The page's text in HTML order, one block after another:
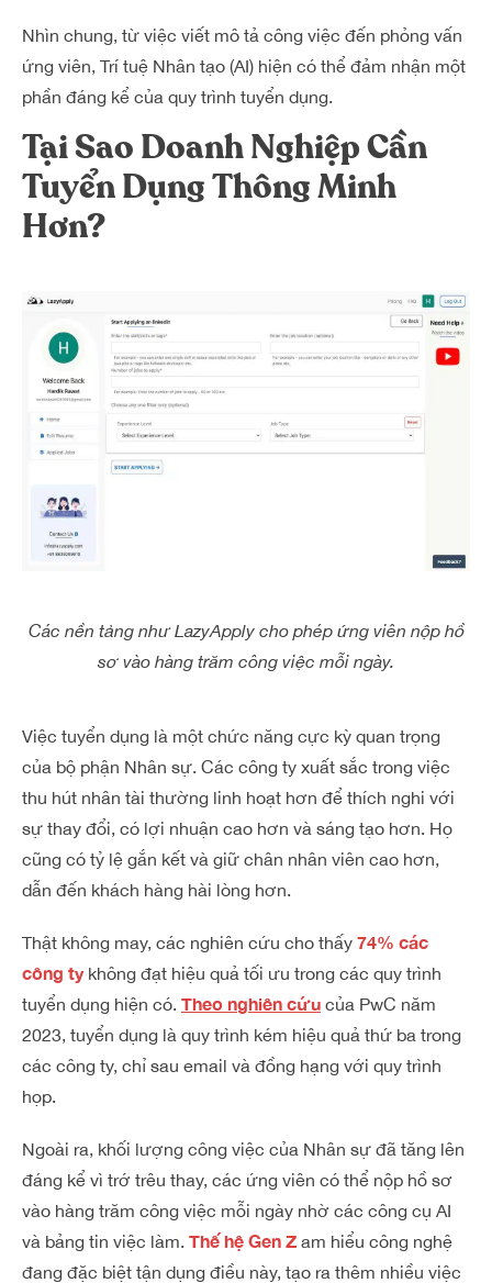
Nhìn chung, từ việc viết mô tả công việc đến phỏng vấn
ứng viên, Trí tuệ Nhân tạo (AI) hiện có thể đảm nhận một
phần đáng kể của quy trình tuyển dụng.
Tại Sao Doanh Nghiệp Cần
Tuyển Dụng Thông Minh
Hơn?
Các nền tảng như LazyApply cho phép ứng viên nộp hồ
sơ vào hàng trăm công việc mỗi ngày.
Việc tuyển dụng là một chức năng cực kỳ quan trọng
của bộ phận Nhân sự. Các công ty xuất sắc trong việc
thu hút nhân tài thường linh hoạt hơn để thích nghi với
sự thay đổi, có lợi nhuận cao hơn và sáng tạo hơn. Họ
cũng có tỷ lệ gắn kết và giữ chân nhân viên cao hơn,
dẫn đến khách hàng hài lòng hơn.
Thật không may, các nghiên cứu cho thấy 74% các
công tykhông đạt hiệu quả tối ưu trong các quy trình
tuyển dụng hiện có. Theo nghiên cứu của PwC năm
2023, tuyển dụng là quy trình kém hiệu quả thứ ba trong
các công ty, chỉ sau email và đồng hạng với quy trình
họp.
Ngoài ra, khối lượng công việc của Nhân sự đã tăng lên
đáng kể vì trớ trêu thay, các ứng viên có thể nộp hồ sơ
vào hàng trăm công việc mỗi ngày nhờ các công cụ AI
và bảng tin việc làm. Thế hệ Gen Z am hiểu công nghệ
đang đặc biệt tận dụng điều này, tạo ra thêm nhiều việc